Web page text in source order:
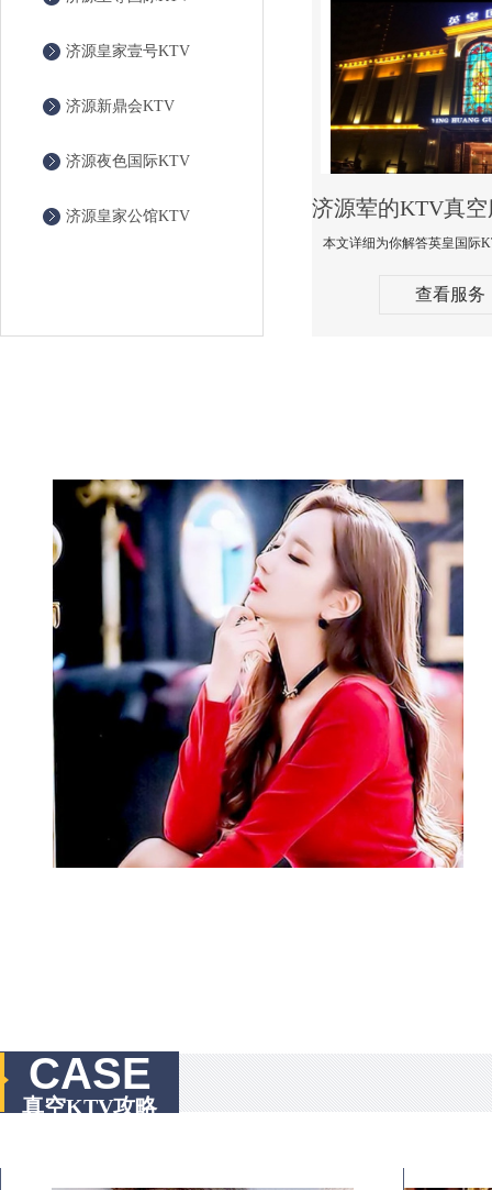
济源皇家壹号KTV
济源新鼎会KTV
济源夜色国际KTV
济源皇家公馆KTV
查看服务
CASE
真空KTV攻略